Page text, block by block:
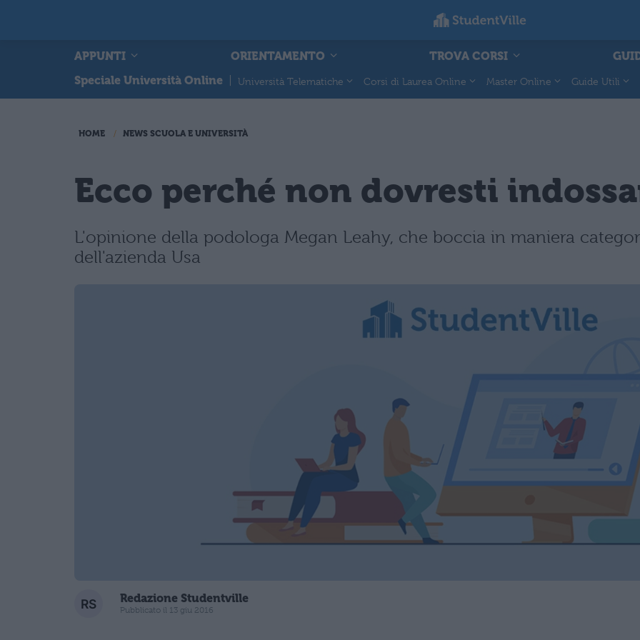
APPUNTI ORIENTAMENTO TROVA CORSI
Speciale Università Online
Università Telematiche Corsi di Laurea Online Master Online Guide Utili
HOME NEWS SCUOLA E UNIVERSITÀ
Ecco perché non dovresti
L'opinione della podologa Megan Leahy, che boccia in maniera
dell'azienda Usa
Redazione Studentville
Pubblicato il 13 giu 2016